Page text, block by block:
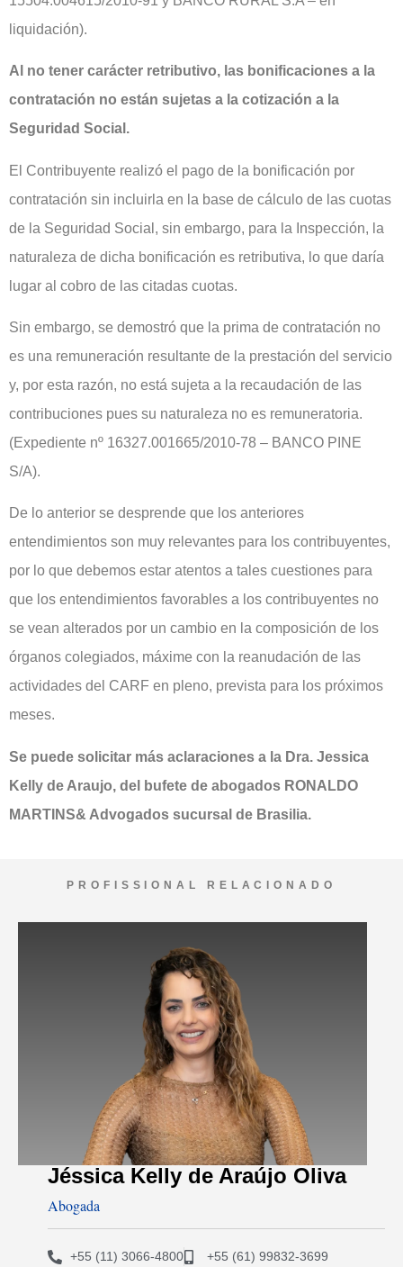
liquidación).
Al no tener carácter retributivo, las bonificaciones a la
contratación no están sujetas a la cotización a la
Seguridad Social.
El Contribuyente realizó el pago de la bonificación por
contratación sin incluirla en la base de cálculo de las cuotas
de la Seguridad Social, sin embargo, para la Inspección, la
naturaleza de dicha bonificación es retributiva, lo que daría
lugar al cobro de las citadas cuotas.
Sin embargo, se demostró que la prima de contratación no
es una remuneración resultante de la prestación del servicio
y, por esta razón, no está sujeta a la recaudación de las
contribuciones pues su naturaleza no es remuneratoria.
(Expediente nº 16327.001665/2010-78 – BANCO PINE
S/A).
De lo anterior se desprende que los anteriores
entendimientos son muy relevantes para los contribuyentes,
por lo que debemos estar atentos a tales cuestiones para
que los entendimientos favorables a los contribuyentes no
se vean alterados por un cambio en la composición de los
órganos colegiados, máxime con la reanudación de las
actividades del CARF en pleno, prevista para los próximos
meses.
Se puede solicitar más aclaraciones a la Dra. Jessica
Kelly de Araujo, del bufete de abogados RONALDO
MARTINS& Advogados sucursal de Brasilia.
PROFISSIONAL RELACIONADO
Jéssica Kelly de Araújo Oliva
Abogada
+55 (11) 3066-4800
+55 (61) 99832-3699